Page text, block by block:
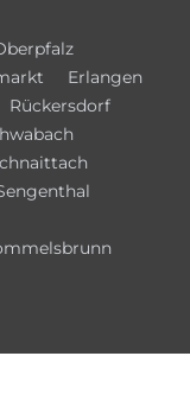
Erlangen
Rückersdorf